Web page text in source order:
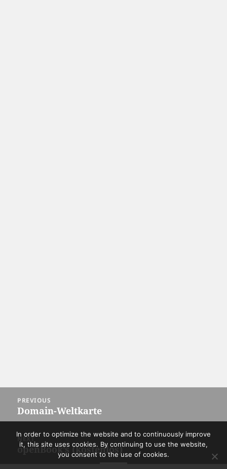
navigation
PREVIOUS
Previous
post:
Domain-Weltkarte
NEXT
Next
openBook’s (kostenlos)
In order to optimize the website and to continuously improve
it, this site uses cookies. By continuing to use the website,
you consent to the use of cookies.